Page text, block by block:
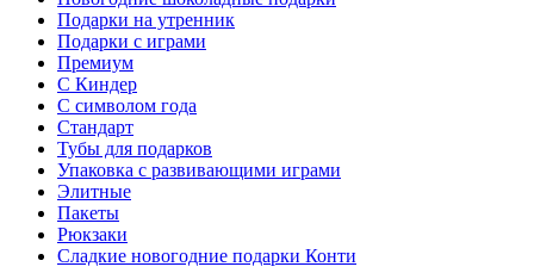
Подарки на утренник
Подарки с играми
Премиум
С Киндер
С символом года
Стандарт
Тубы для подарков
Упаковка с развивающими играми
Элитные
Пакеты
Рюкзаки
Сладкие новогодние подарки Конти